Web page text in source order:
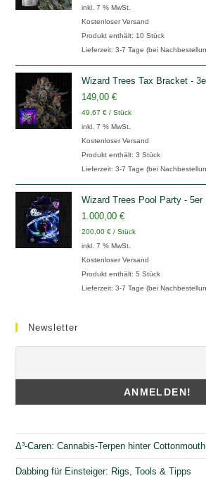
inkl. 7 % MwSt.
Kostenloser Versand
Produkt enthält: 10Stück
Lieferzeit:3-7 Tage (bei
Wizard Trees Tax Bracket -
149,00€
49,67€ /Stück
inkl. 7 % MwSt.
Kostenloser Versand
Produkt enthält: 3Stück
Lieferzeit:3-7 Tage (bei
Wizard Trees Pool Party - 5er
1.000,00€
200,00€ /Stück
inkl. 7 % MwSt.
Kostenloser Versand
Produkt enthält: 5Stück
Lieferzeit:3-7 Tage (bei
Newsletter
Δ³-Caren: Cannabis-Terpen hinter Cottonmouth
Dabbing für Einsteiger: Rigs, Tools & Tipps